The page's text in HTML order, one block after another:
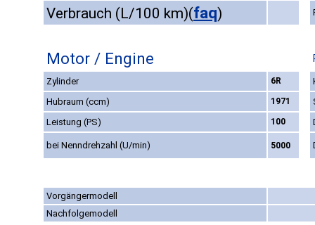
Verbrauch (L/100 km)(faq)
Motor / Engine
Zylinder 6R
Hubraum (ccm)
1971
Leistung (PS)
100
bei Nenndrehzahl (U/min) 5000
Vorgängermodell
Nachfolgemodell